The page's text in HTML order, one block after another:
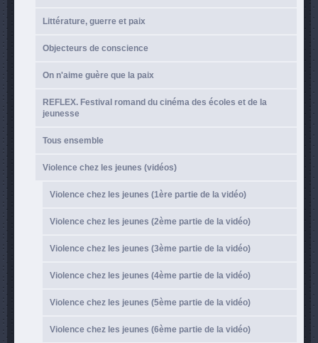
Littérature, guerre et paix
Objecteurs de conscience
On n'aime guère que la paix
REFLEX. Festival romand du cinéma des écoles et de la
jeunesse
Tous ensemble
Violence chez les jeunes (vidéos)
Violence chez les jeunes (1ère partie de la vidéo)
Violence chez les jeunes (2ème partie de la vidéo)
Violence chez les jeunes (3ème partie de la vidéo)
Violence chez les jeunes (4ème partie de la vidéo)
Violence chez les jeunes (5ème partie de la vidéo)
Violence chez les jeunes (6ème partie de la vidéo)